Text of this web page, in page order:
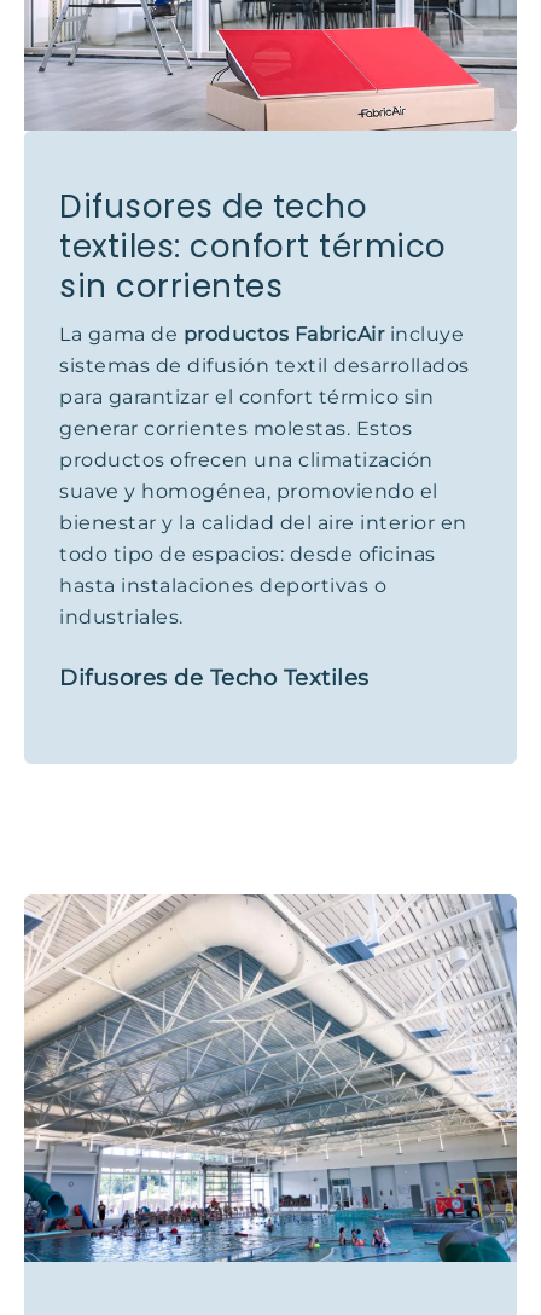
Difusores de techo
textiles: confort térmico
sin corrientes
La gama de productos FabricAirincluye
sistemas de difusión textil desarrollados
para garantizar el confort térmico sin
generar corrientes molestas. Estos
productos ofrecen una climatización
suave y homogénea, promoviendo el
bienestar y la calidad del aire interior en
todo tipo de espacios: desde oficinas
hasta instalaciones deportivas o
industriales.
Difusores de Techo Textiles